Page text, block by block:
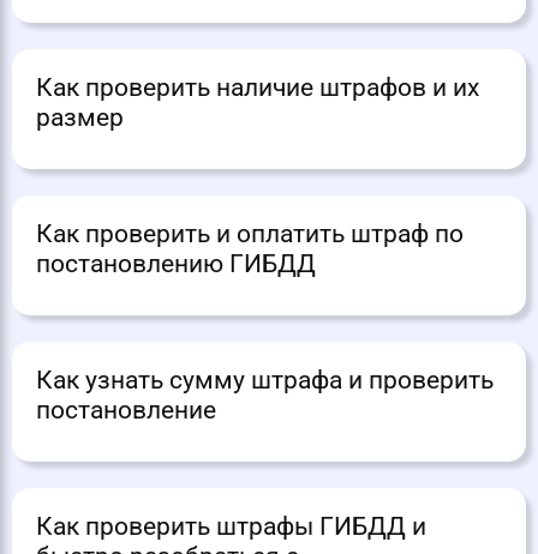
Как проверить наличие штрафов и их
размер
Как проверить и оплатить штраф по
постановлению ГИБДД
Как узнать сумму штрафа и проверить
постановление
Как проверить штрафы ГИБДД и